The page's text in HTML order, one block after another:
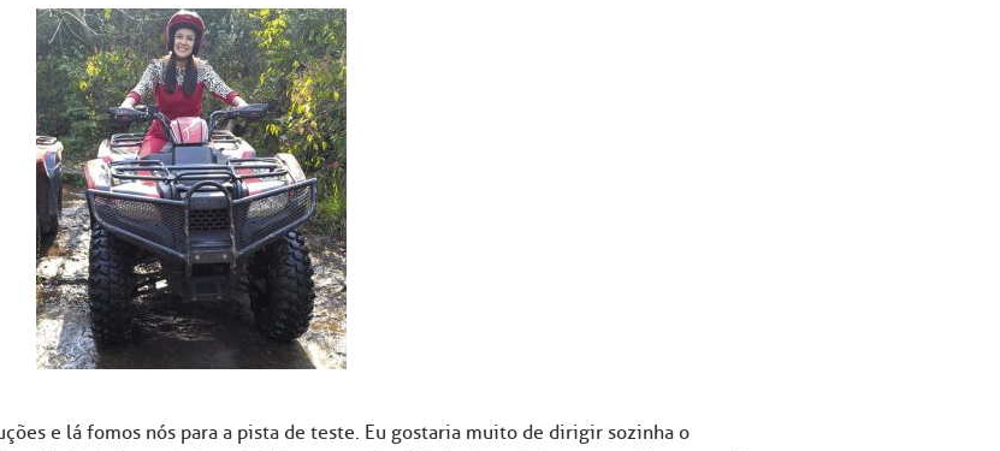
e lá fomos nós para a pista de teste. Eu gostaria muito de dirigir sozinha o